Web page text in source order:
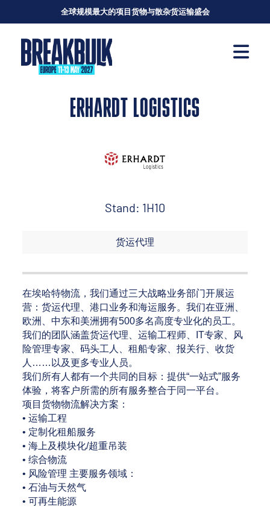
全球规模最大的项目货物与散杂货运输盛会
ERHARDT LOGISTICS
Stand: 1H10
货运代理
在埃哈特物流，我们通过三大战略业务部门开展运
营：货运代理、港口业务和海运服务。我们在亚洲、
欧洲、中东和美洲拥有500多名高度专业化的员工。
我们的团队涵盖货运代理、运输工程师、IT专家、风
险管理专家、码头工人、租船专家、报关行、收货
人……以及更多专业人员。
我们所有人都有一个共同的目标：提供“一站式”服务
体验，将客户所需的所有服务整合于同一平台。
项目货物物流解决方案：
• 运输工程
• 定制化租船服务
• 海上及模块化/超重吊装
• 综合物流
• 风险管理 主要服务领域：
• 石油与天然气
• 可再生能源